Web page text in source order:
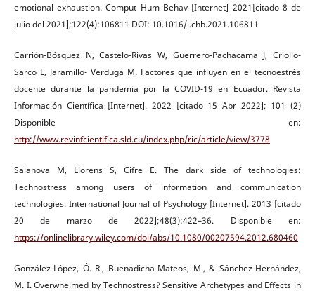
emotional exhaustion. Comput Hum Behav [Internet] 2021[citado 8 de
julio del 2021];122(4):106811 DOI: 10.1016/j.chb.2021.106811
Carrión-Bósquez N, Castelo-Rivas W, Guerrero-Pachacama J, Criollo-
Sarco L, Jaramillo- Verduga M. Factores que influyen en el tecnoestrés
docente durante la pandemia por la COVID-19 en Ecuador. Revista
Información Científica [Internet]. 2022 [citado 15 Abr 2022]; 101 (2)
Disponible en:
http://www.revinfcientifica.sld.cu/index.php/ric/article/view/3778
Salanova M, Llorens S, Cifre E. The dark side of technologies:
Technostress among users of information and communication
technologies. International Journal of Psychology [Internet]. 2013 [citado
20 de marzo de 2022];48(3):422–36. Disponible en:
https://onlinelibrary.wiley.com/doi/abs/10.1080/00207594.2012.680460
González-López, Ó. R., Buenadicha-Mateos, M., & Sánchez-Hernández,
M. I. Overwhelmed by Technostress? Sensitive Archetypes and Effects in